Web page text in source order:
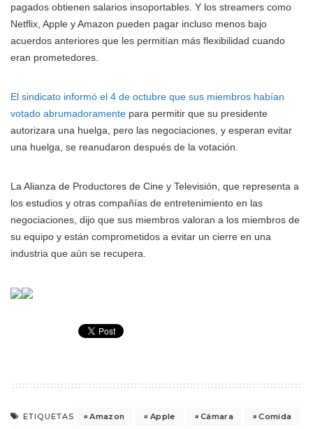
pagados obtienen salarios insoportables. Y los streamers como
Netflix, Apple y Amazon pueden pagar incluso menos bajo
acuerdos anteriores que les permitían más flexibilidad cuando
eran prometedores.
El sindicato informó el 4 de octubre que sus miembros habían
votado abrumadoramente para permitir que su presidente
autorizara una huelga, pero las negociaciones, y esperan evitar
una huelga, se reanudaron después de la votación.
La Alianza de Productores de Cine y Televisión, que representa a
los estudios y otras compañías de entretenimiento en las
negociaciones, dijo que sus miembros valoran a los miembros de
su equipo y están comprometidos a evitar un cierre en una
industria que aún se recupera.
ETIQUETAS Amazon Apple Cámara
Comida